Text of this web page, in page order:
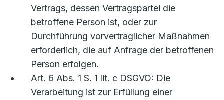
Vertrags, dessen Vertragspartei die
betroffene Person ist, oder zur
Durchführung vorvertraglicher Maßnahmen
erforderlich, die auf Anfrage der betroffenen
Person erfolgen.
Art. 6 Abs. 1 S. 1 lit. c DSGVO: Die
Verarbeitung ist zur Erfüllung einer